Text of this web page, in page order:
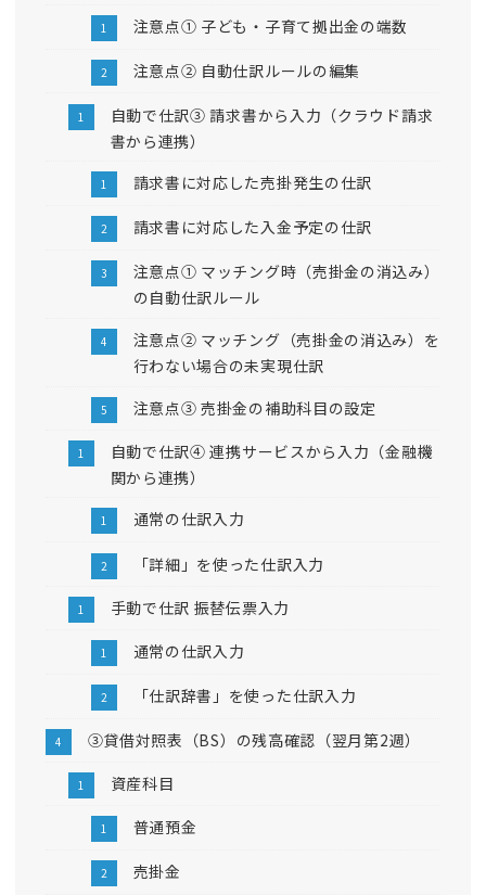
注意点① 子ども・子育て拠出金の端数
注意点② 自動仕訳ルールの編集
自動で仕訳③ 請求書から入力（クラウド請求
書から連携）
請求書に対応した売掛発生の仕訳
請求書に対応した入金予定の仕訳
注意点① マッチング時（売掛金の消込み）
の自動仕訳ルール
注意点② マッチング（売掛金の消込み）を
行わない場合の未実現仕訳
注意点③ 売掛金の補助科目の設定
自動で仕訳④ 連携サービスから入力（金融機
関から連携）
通常の仕訳入力
「詳細」を使った仕訳入力
手動で仕訳 振替伝票入力
通常の仕訳入力
「仕訳辞書」を使った仕訳入力
③貸借対照表（BS）の残高確認（翌月第2週）
資産科目
普通預金
売掛金